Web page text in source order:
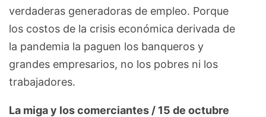
verdaderas generadoras de empleo. Porque
los costos de la crisis económica derivada de
la pandemia la paguen los banqueros y
grandes empresarios, no los pobres ni los
trabajadores.
La miga y los comerciantes / 15 de octubre